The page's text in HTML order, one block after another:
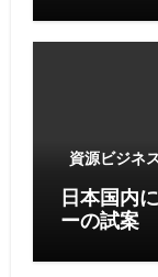
資源ビジネ
日本国内
ーの試案